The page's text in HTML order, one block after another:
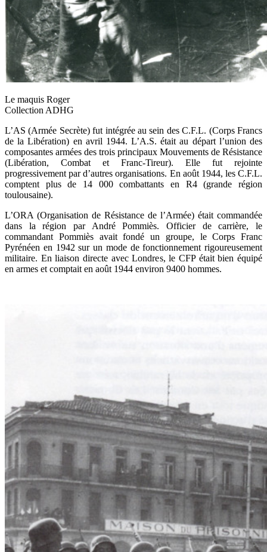
Le maquis Roger
Collection ADHG
L’AS (Armée Secrète) fut intégrée au sein des C.F.L. (Corps Francs
de la Libération) en avril 1944. L’A.S. était au départ l’union des
composantes armées des trois principaux Mouvements de Résistance
(Libération, Combat et Franc-Tireur). Elle fut rejointe
progressivement par d’autres organisations. En août 1944, les C.F.L.
comptent plus de 14 000 combattants en R4 (grande région
toulousaine).
L’ORA (Organisation de Résistance de l’Armée) était commandée
dans la région par André Pommiès. Officier de carrière, le
commandant Pommiès avait fondé un groupe, le Corps Franc
Pyrénéen en 1942 sur un mode de fonctionnement rigoureusement
militaire. En liaison directe avec Londres, le CFP était bien équipé
en armes et comptait en août 1944 environ 9400 hommes.